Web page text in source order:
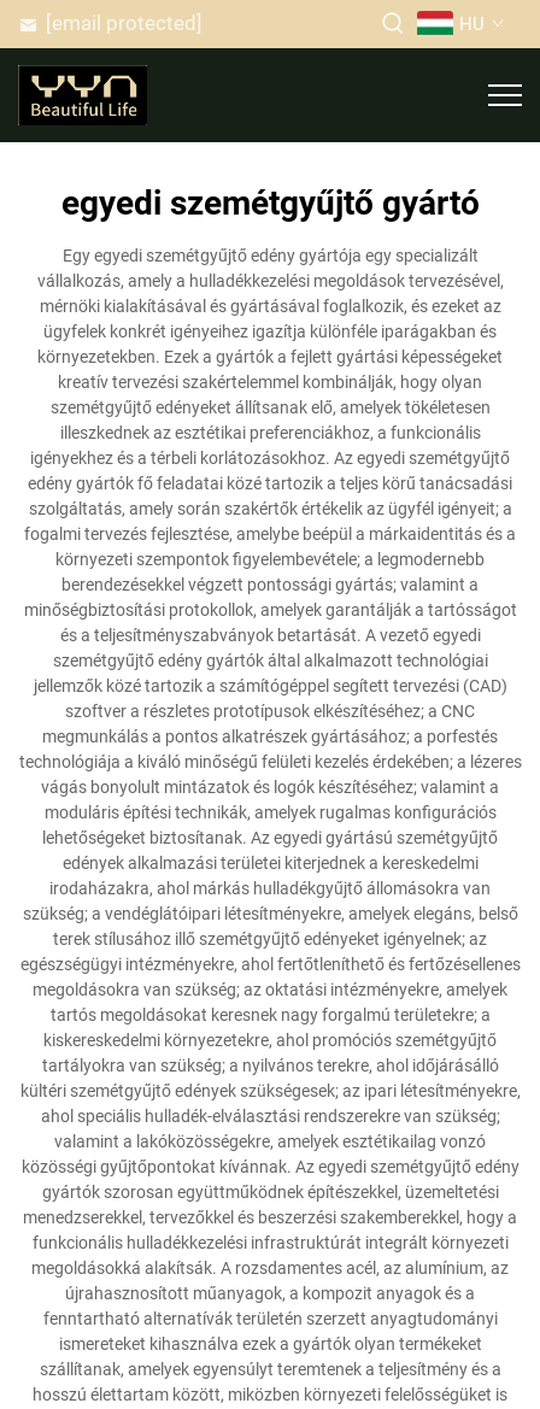
[email protected] HU
egyedi szemétgyűjtő gyártó
Egy egyedi szemétgyűjtő edény gyártója egy specializált
vállalkozás, amely a hulladékkezelési megoldások tervezésével,
mérnöki kialakításával és gyártásával foglalkozik, és ezeket az
ügyfelek konkrét igényeihez igazítja különféle iparágakban és
környezetekben. Ezek a gyártók a fejlett gyártási képességeket
kreatív tervezési szakértelemmel kombinálják, hogy olyan
szemétgyűjtő edényeket állítsanak elő, amelyek tökéletesen
illeszkednek az esztétikai preferenciákhoz, a funkcionális
igényekhez és a térbeli korlátozásokhoz. Az egyedi szemétgyűjtő
edény gyártók fő feladatai közé tartozik a teljes körű tanácsadási
szolgáltatás, amely során szakértők értékelik az ügyfél igényeit; a
fogalmi tervezés fejlesztése, amelybe beépül a márkaidentitás és a
környezeti szempontok figyelembevétele; a legmodernebb
berendezésekkel végzett pontossági gyártás; valamint a
minőségbiztosítási protokollok, amelyek garantálják a tartósságot
és a teljesítményszabványok betartását. A vezető egyedi
szemétgyűjtő edény gyártók által alkalmazott technológiai
jellemzők közé tartozik a számítógéppel segített tervezési (CAD)
szoftver a részletes prototípusok elkészítéséhez; a CNC
megmunkálás a pontos alkatrészek gyártásához; a porfestés
technológiája a kiváló minőségű felületi kezelés érdekében; a lézeres
vágás bonyolult mintázatok és logók készítéséhez; valamint a
moduláris építési technikák, amelyek rugalmas konfigurációs
lehetőségeket biztosítanak. Az egyedi gyártású szemétgyűjtő
edények alkalmazási területei kiterjednek a kereskedelmi
irodaházakra, ahol márkás hulladékgyűjtő állomásokra van
szükség; a vendéglátóipari létesítményekre, amelyek elegáns, belső
terek stílusához illő szemétgyűjtő edényeket igényelnek; az
egészségügyi intézményekre, ahol fertőtleníthető és fertőzésellenes
megoldásokra van szükség; az oktatási intézményekre, amelyek
tartós megoldásokat keresnek nagy forgalmú területekre; a
kiskereskedelmi környezetekre, ahol promóciós szemétgyűjtő
tartályokra van szükség; a nyilvános terekre, ahol időjárásálló
kültéri szemétgyűjtő edények szükségesek; az ipari létesítményekre,
ahol speciális hulladék-elválasztási rendszerekre van szükség;
valamint a lakóközösségekre, amelyek esztétikailag vonzó
közösségi gyűjtőpontokat kívánnak. Az egyedi szemétgyűjtő edény
gyártók szorosan együttműködnek építészekkel, üzemeltetési
menedzserekkel, tervezőkkel és beszerzési szakemberekkel, hogy a
funkcionális hulladékkezelési infrastruktúrát integrált környezeti
megoldásokká alakítsák. A rozsdamentes acél, az alumínium, az
újrahasznosított műanyagok, a kompozit anyagok és a
fenntartható alternatívák területén szerzett anyagtudományi
ismereteket kihasználva ezek a gyártók olyan termékeket
szállítanak, amelyek egyensúlyt teremtenek a teljesítmény és a
hosszú élettartam között, miközben környezeti felelősségüket is